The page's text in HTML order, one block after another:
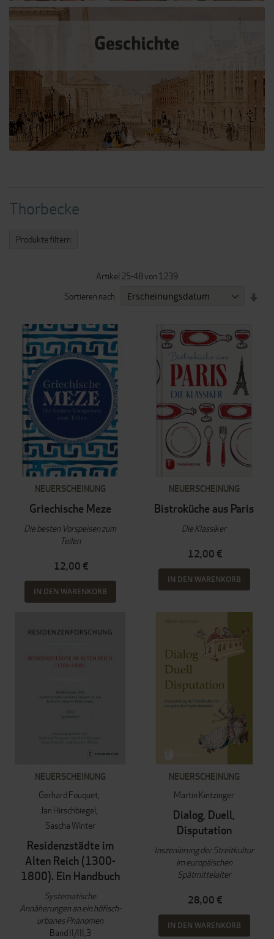
Thorbecke
Artikel25-48von 1239
Sortieren nach
NEUERSCHEINUNG
Griechische Meze
Die besten Vorspeisen zum
Teilen
12,00 €
IN DEN WARENKORB
NEUERSCHEINUNG
Bistroküche aus Paris
Die Klassiker
12,00 €
IN DEN WARENKORB
NEUERSCHEINUNG
Gerhard Fouquet
Jan Hirschbiegel
Sascha Winter
Residenzstädte im
Alten Reich (1300-
1800). Ein Handbuch
Systematische
Annäherungen an ein höfisch-
urbanes Phänomen
Band II/III,3
NEUERSCHEINUNG
Martin Kintzinger
Dialog, Duell,
Disputation
Inszenierung der Streitkultur
im europäischen
Spätmittelalter
28,00 €
IN DEN WARENKORB
Produkte filtern